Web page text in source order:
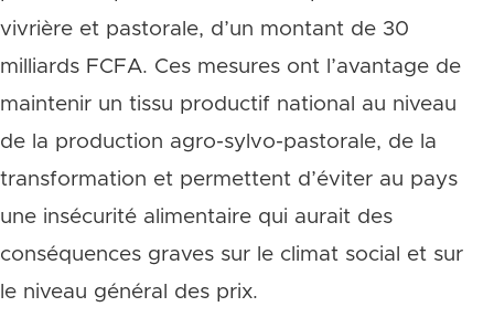
vivrière et pastorale, d’un montant de 30
milliards FCFA. Ces mesures ont l’avantage de
maintenir un tissu productif national au niveau
de la production agro-sylvo-pastorale, de la
transformation et permettent d’éviter au pays
une insécurité alimentaire qui aurait des
conséquences graves sur le climat social et sur
le niveau général des prix.